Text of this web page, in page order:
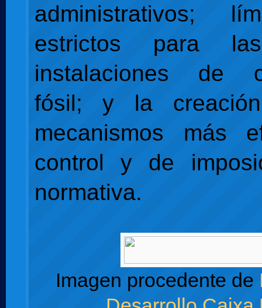
administrativos;
estrictos para
instalaciones de
fósil; y la
mecanismos más
control y de
normativa.
Imagen procedente de